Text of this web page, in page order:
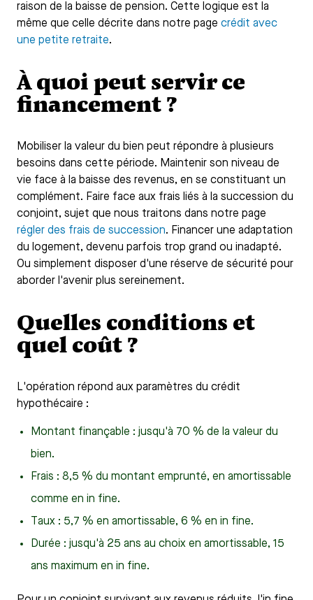
raison de la baisse de pension. Cette logique est la
même que celle décrite dans notre page crédit avec
une petite retraite.
À quoi peut servir ce
financement ?
Mobiliser la valeur du bien peut répondre à plusieurs
besoins dans cette période. Maintenir son niveau de
vie face à la baisse des revenus, en se constituant un
complément. Faire face aux frais liés à la succession du
conjoint, sujet que nous traitons dans notre page
régler des frais de succession. Financer une adaptation
du logement, devenu parfois trop grand ou inadapté.
Ou simplement disposer d'une réserve de sécurité pour
aborder l'avenir plus sereinement.
Quelles conditions et
quel coût ?
L'opération répond aux paramètres du crédit
hypothécaire :
Montant finançable : jusqu'à 70 % de la valeur du
bien.
Frais : 8,5 % du montant emprunté, en amortissable
comme en in fine.
Taux : 5,7 % en amortissable, 6 % en in fine.
Durée : jusqu'à 25 ans au choix en amortissable, 15
ans maximum en in fine.